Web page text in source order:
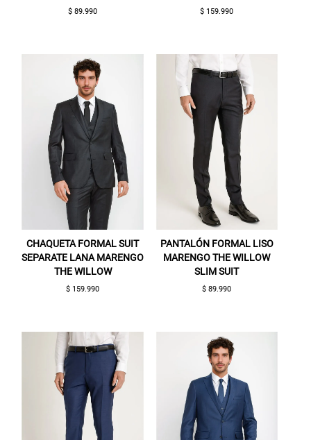
$ 89.990 $ 159.990
CHAQUETA FORMAL SUIT
SEPARATE LANA MARENGO
THE WILLOW
$ 159.990
PANTALÓN FORMAL LISO
MARENGO THE WILLOW
SLIM SUIT
$ 89.990